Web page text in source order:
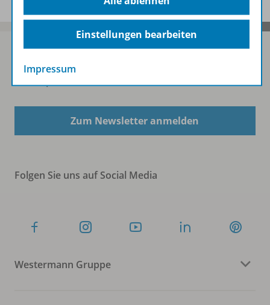
Zum Newsletter anmelden
Folgen Sie uns auf Social Media
Westermann Gruppe
Einstellungen bearbeiten
Impressum